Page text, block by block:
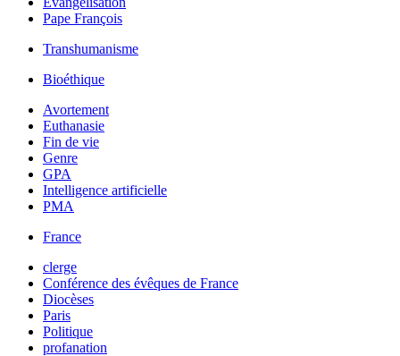
Pape François
Transhumanisme
Bioéthique
Avortement
Euthanasie
Fin de vie
Genre
GPA
Intelligence artificielle
PMA
France
clerge
Conférence des évêques de France
Diocèses
Paris
Politique
profanation